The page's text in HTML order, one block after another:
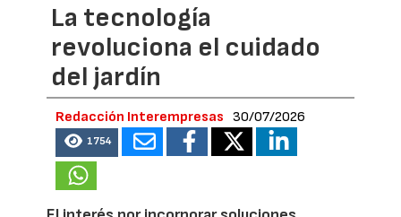
La tecnología
revoluciona el cuidado
del jardín
Redacción Interempresas 30/07/2026
1754